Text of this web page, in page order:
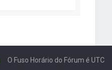
O Fuso Horário do Fórum é UTC